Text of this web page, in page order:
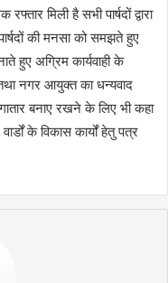
मिली है सभी पार्षदों द्वारा
की मनसा को समझते हुए
हुए अग्रिम कार्यवाही के
तथा नगर आयुक्त का धन्यवाद
लगातार बनाए रखने के लिए भी कहा
के विकास कार्यों हेतु पत्र